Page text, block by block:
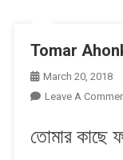
Tomar
March 20, 2018
Leave A
তোমার কাছে